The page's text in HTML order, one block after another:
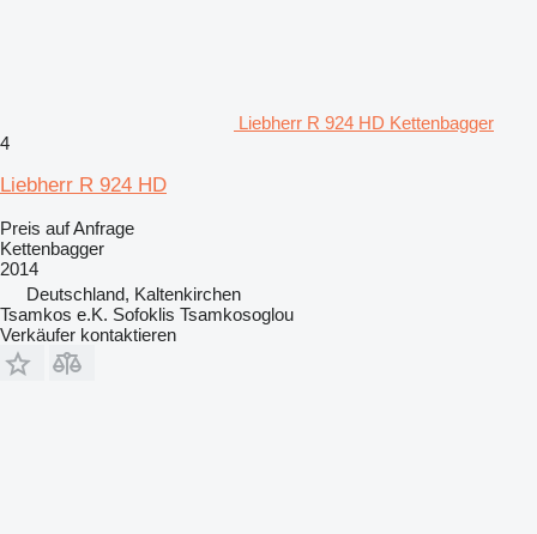
Liebherr R 924 HD Kettenbagger
4
Liebherr R 924 HD
Preis auf Anfrage
Kettenbagger
2014
Deutschland, Kaltenkirchen
Tsamkos e.K. Sofoklis Tsamkosoglou
Verkäufer kontaktieren